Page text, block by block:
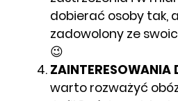
dobierać osoby tak,
zadowolony ze
😉
ZAINTERESOWANIA
warto rozważyć